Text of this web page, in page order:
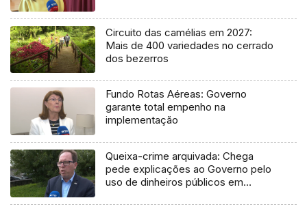
Circuito das camélias em 2027:
Mais de 400 variedades no cerrado
dos bezerros
Fundo Rotas Aéreas: Governo
garante total empenho na
implementação
Queixa-crime arquivada: Chega
pede explicações ao Governo pelo
uso de dinheiros públicos em